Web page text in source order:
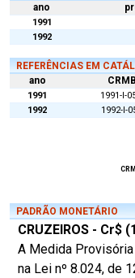
ano
1991
1992
REFERÊNCIAS EM
ano CRMB
1991 1991-I-
1992
1992-I-
PADRÃO MONETÁRIO
CRUZEIROS - Cr$
A Medida
na Lei nº 8.024, de